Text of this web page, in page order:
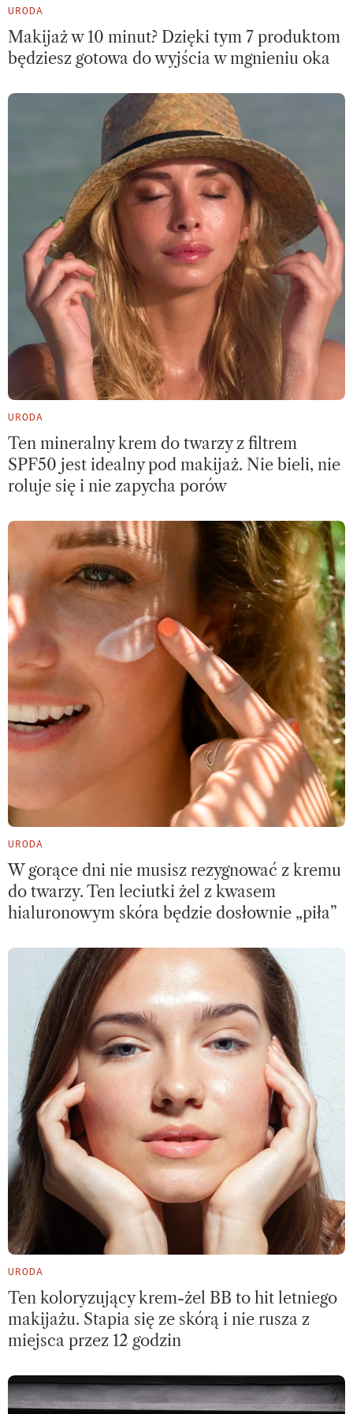
URODA
Makijaż w 10 minut? Dzięki tym 7 produktom
będziesz gotowa do wyjścia w mgnieniu oka
URODA
Ten mineralny krem do twarzy z filtrem
SPF50 jest idealny pod makijaż. Nie bieli, nie
roluje się i nie zapycha porów
URODA
W gorące dni nie musisz rezygnować z kremu
do twarzy. Ten leciutki żel z kwasem
hialuronowym skóra będzie dosłownie „piła”
URODA
Ten koloryzujący krem-żel BB to hit letniego
makijażu. Stapia się ze skórą i nie rusza z
miejsca przez 12 godzin